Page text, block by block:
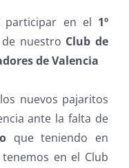
participar en el 1º
de nuestro Club de
de Valencia
nuevos pajaritos
ante la falta de
que teniendo en
en el Club